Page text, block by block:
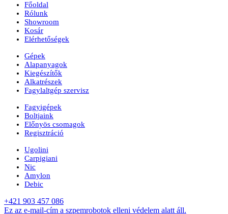
Főoldal
Rólunk
Showroom
Kosár
Elérhetőségek
Gépek
Alapanyagok
Kiegészítők
Alkatrészek
Fagylaltgép szervisz
Fagyigépek
Boltjaink
Előnyös csomagok
Regisztráció
Ugolini
Carpigiani
Nic
Amylon
Debic
+421 903 457 086
Ez az e-mail-cím a szpemrobotok elleni védelem alatt áll.